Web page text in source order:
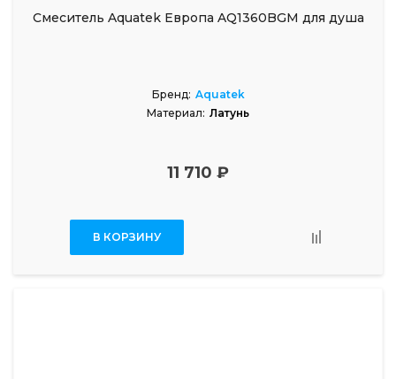
Смеситель Aquatek Европа AQ1360BGM для душа
Бренд: Aquatek
Материал: Латунь
11 710 ₽
В КОРЗИНУ